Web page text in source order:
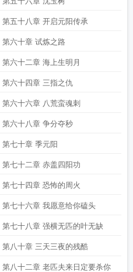
第五十八章 开启元阳传承
第六十章 试炼之路
第六十二章 海上生明月
第六十四章 三指之仇
第六十六章 八荒蛮魂刺
第六十八章 争分夺秒
第七十章 季元阳
第七十二章 赤盖四阳功
第七十四章 恐怖的周火
第七十六章 我愿意给你磕头
第七十八章 强横无匹的叶无缺
第八十章 三天三夜的残酷
第八十二章 老匹夫来日定要杀你